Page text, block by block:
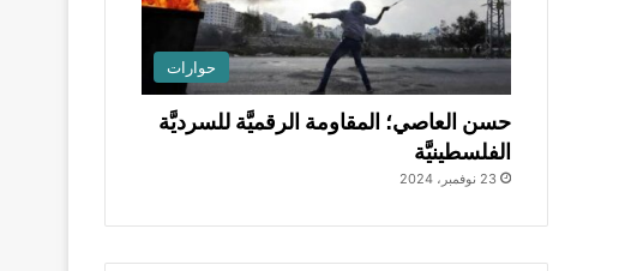
حوارات
حسن العاصي؛ المقاومة الرقميَّة للسرديَّة
الفلسطينيَّة
23 نوفمبر، 2024